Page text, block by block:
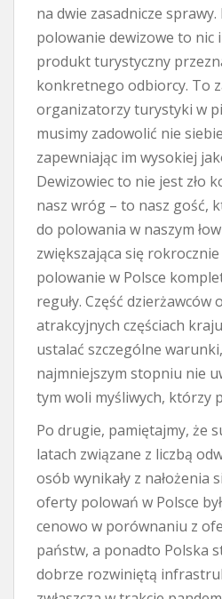
na dwie zasadnicze
polowanie dewizowe to nic
produkt turystyczny
konkretnego odbiorcy. To
organizatorzy turystyki w
musimy zadowolić nie
zapewniając im wysokiej
Dewizowiec to nie jest zło
nasz wróg – to nasz gość,
do polowania w naszym
zwiększająca się
polowanie w Polsce
reguły. Część dzierżawców
atrakcyjnych częściach
ustalać szczególne
najmniejszym stopniu nie
tym woli myśliwych, którzy
Po drugie, pamiętajmy, że
latach związane z liczbą
osób wynikały z nałożenia
oferty polowań w Polsce
cenowo w porównaniu z
państw, a ponadto Polska
dobrze rozwiniętą